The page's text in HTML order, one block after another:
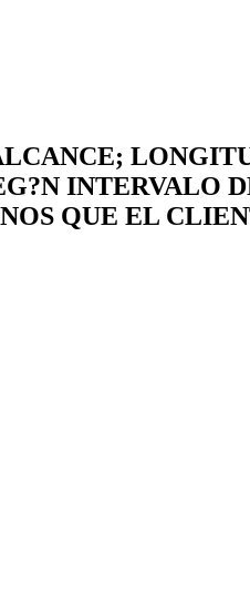
INTERVALO
QUE EL